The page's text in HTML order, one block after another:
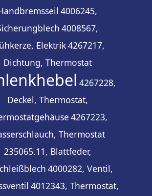
4006245,
4008567,
Elektrik4267217,
Dichtung, Thermostat
4267228,
Deckel, Thermostat,
4267223,
Thermostat
235065.11, Blattfeder,
4000282, Ventil,
4012343, Thermostat,